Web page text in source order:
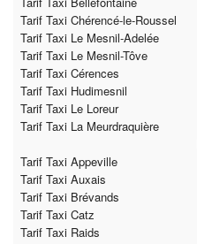
Tarif Taxi Chérencé-le-Roussel
Tarif Taxi Le Mesnil-Adelée
Tarif Taxi Le Mesnil-Tôve
Tarif Taxi Cérences
Tarif Taxi Hudimesnil
Tarif Taxi Le Loreur
Tarif Taxi La Meurdraquière
Tarif Taxi Appeville
Tarif Taxi Auxais
Tarif Taxi Brévands
Tarif Taxi Catz
Tarif Taxi Raids